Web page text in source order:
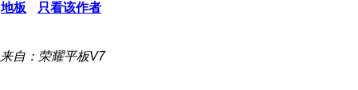
地板 只看该作者
来自：荣耀平板V7